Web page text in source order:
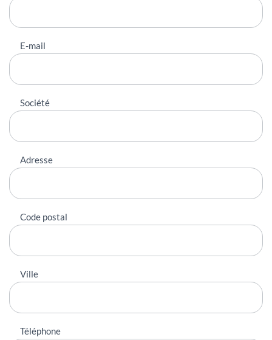
E-mail
Société
Adresse
Code postal
Ville
Téléphone